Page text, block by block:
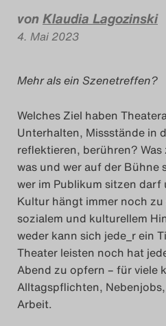
Das
2018
Das
Das
Das
vonKlaudia Lagozinski
4. Mai 2023
Mehr als ein Szenetreffen?
Welches Ziel haben
Unterhalten, Missstände in
reflektieren, berühren?
was und wer auf der Bühne
wer im Publikum sitzen
Kultur hängt immer noch
sozialem und kulturellem
weder kann sich jede_r ein
Theater leisten noch hat
Abend zu opfern – für viele
Alltagspflichten,
Arbeit.